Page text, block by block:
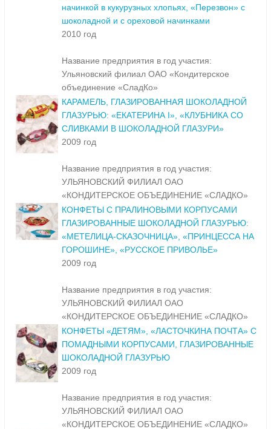
начинкой в кукурузных хлопьях, «Перезвон» с
шоколадной и с ореховой начинками
2010 год
Название предприятия в год участия:
Ульяновский филиал ОАО «Кондитерское
объединение «СладКо»
КАРАМЕЛЬ, ГЛАЗИРОВАННАЯ ШОКОЛАДНОЙ
ГЛАЗУРЬЮ: «ЕКАТЕРИНА I», «КЛУБНИКА СО
СЛИВКАМИ В ШОКОЛАДНОЙ ГЛАЗУРИ»
2009 год
Название предприятия в год участия:
УЛЬЯНОВСКИЙ ФИЛИАЛ ОАО
«КОНДИТЕРСКОЕ ОБЪЕДИНЕНИЕ «СЛАДКО»
КОНФЕТЫ С ПРАЛИНОВЫМИ КОРПУСАМИ
ГЛАЗИРОВАННЫЕ ШОКОЛАДНОЙ ГЛАЗУРЬЮ:
«МЕТЕЛИЦА-СКАЗОЧНИЦА», «ПРИНЦЕССА НА
ГОРОШИНЕ», «РУССКОЕ ПРИВОЛЬЕ»
2009 год
Название предприятия в год участия:
УЛЬЯНОВСКИЙ ФИЛИАЛ ОАО
«КОНДИТЕРСКОЕ ОБЪЕДИНЕНИЕ «СЛАДКО»
КОНФЕТЫ «ДЕТЯМ», «ЛАСТОЧКИНА ПОЧТА» С
ПОМАДНЫМИ КОРПУСАМИ, ГЛАЗИРОВАННЫЕ
ШОКОЛАДНОЙ ГЛАЗУРЬЮ
2009 год
Название предприятия в год участия:
УЛЬЯНОВСКИЙ ФИЛИАЛ ОАО
«КОНДИТЕРСКОЕ ОБЪЕДИНЕНИЕ «СЛАДКО»